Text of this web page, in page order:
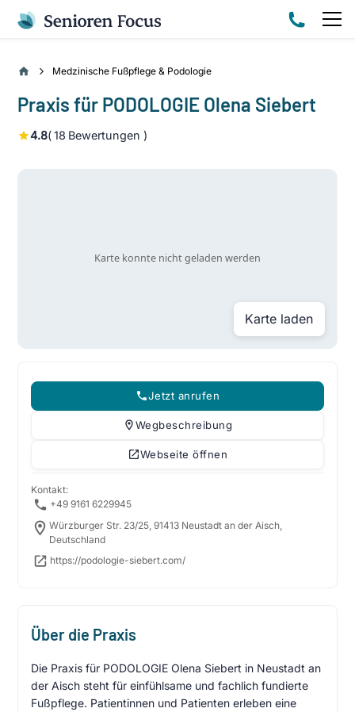
Medzinische Fußpflege & Podologie
Praxis für PODOLOGIE Olena Siebert
4.8(18 Bewertungen )
Karte laden
Jetzt anrufen
Wegbeschreibung
Webseite öffnen
Kontakt:
+49 9161 6229945
Würzburger Str. 23/25, 91413 Neustadt an der Aisch,
Deutschland
https://podologie-siebert.com/
Über die Praxis
Die Praxis für PODOLOGIE Olena Siebert in Neustadt an
der Aisch steht für einfühlsame und fachlich fundierte
Fußpflege. Patientinnen und Patienten erleben eine